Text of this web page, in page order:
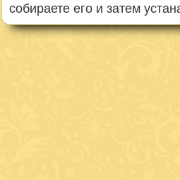
собираете его и затем